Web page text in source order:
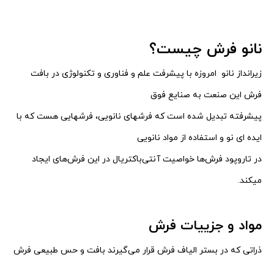
نانو فرش چیست؟
زیرانداز نانو امروزه با پیشرفت علم و فناوری و تکنولوژی در بافت
فرش این صنعت به صنایع فوق
پیشرفته تبدیل شده استکه فرشهای نانویی، فرشهایی هست که با
ایده ای نو و استفاده از مواد نانویی
در تاروپود فرش‌ها خواصیت آنتی‌باکتریال در این فرش‌های ایجاد
میکند.
مواد و جزییات فرش
ذراتی که در بستر الیاف فرش قرار می‌گیرند بافت و حس طبیعی فرش